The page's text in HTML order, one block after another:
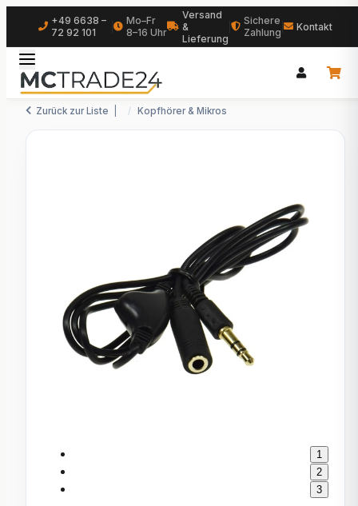
+49 6638 –
72 92 101
Mo–Fr
8–16 Uhr
Versand
&
Lieferung
Sichere
Zahlung
Kontakt
Zurück zur Liste Kopfhörer & Mikros
1
2
3